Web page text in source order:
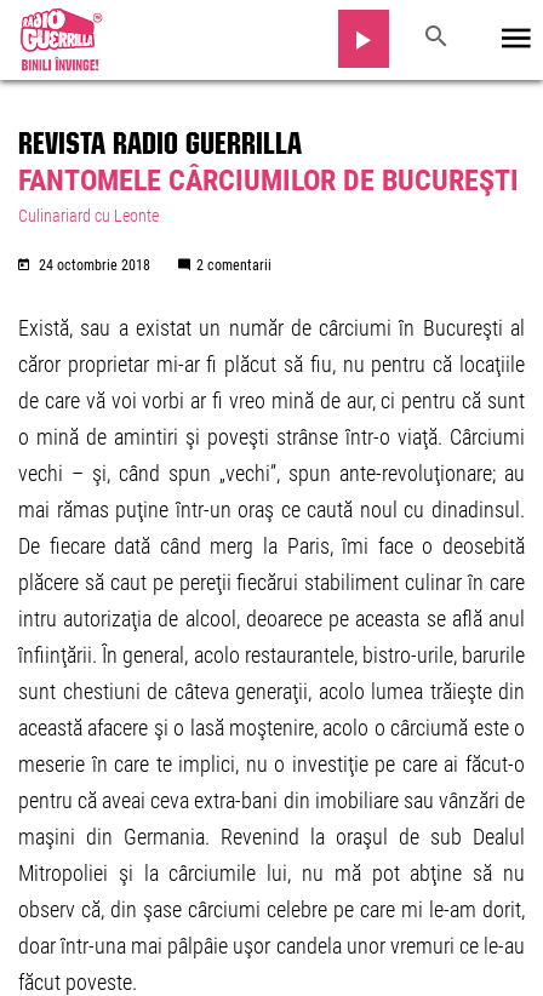
REVISTA RADIO GUERRILLA
FANTOMELE CÂRCIUMILOR DE BUCUREŞTI
Culinariard cu Leonte
24 octombrie 2018 2 comentarii
Există, sau a existat un număr de cârciumi în Bucureşti al
căror proprietar mi-ar fi plăcut să fiu, nu pentru că locaţiile
de care vă voi vorbi ar fi vreo mină de aur, ci pentru că sunt
o mină de amintiri şi poveşti strânse într-o viaţă. Cârciumi
vechi – şi, când spun „vechi”, spun ante-revoluţionare; au
mai rămas puţine într-un oraş ce caută noul cu dinadinsul.
De fiecare dată când merg la Paris, îmi face o deosebită
plăcere să caut pe pereţii fiecărui stabiliment culinar în care
intru autorizaţia de alcool, deoarece pe aceasta se află anul
înfiinţării. În general, acolo restaurantele, bistro-urile, barurile
sunt chestiuni de câteva generaţii, acolo lumea trăieşte din
această afacere şi o lasă moştenire, acolo o cârciumă este o
meserie în care te implici, nu o investiţie pe care ai făcut-o
pentru că aveai ceva extra-bani din imobiliare sau vânzări de
maşini din Germania. Revenind la oraşul de sub Dealul
Mitropoliei şi la cârciumile lui, nu mă pot abţine să nu
observ că, din şase cârciumi celebre pe care mi le-am dorit,
doar într-una mai pâlpâie uşor candela unor vremuri ce le-au
făcut poveste.